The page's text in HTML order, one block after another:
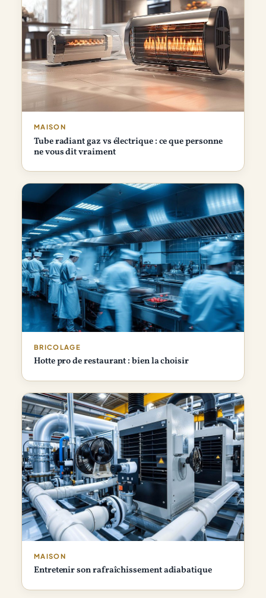
MAISON
Tube radiant gaz vs électrique : ce que personne
ne vous dit vraiment
BRICOLAGE
Hotte pro de restaurant : bien la choisir
MAISON
Entretenir son rafraîchissement adiabatique